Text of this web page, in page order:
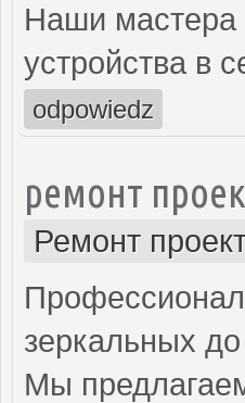
Наши мастера
устройства в
odpowiedz
ремонт
Ремонт
зеркальных
Мы